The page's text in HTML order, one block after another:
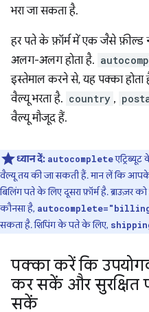
भरा जा सकता है.
हर पते के फ़ॉर्म में एक जैसे फ़ील्ड
अलग-अलग होता है.
इस्तेमाल करने से, यह पक्का होता
वैल्यू भरता है. country ,
वैल्यू मौजूद हैं.
ध्यान दें: autocomplete
वैल्यू तय की जा सकती हैं. मान लें कि
बिलिंग पते के लिए दूसरा फ़ॉर्म है. ब्राउज़र
कौनसा है,
सकता है. शिपिंग के पते के लिए,
पक्का करें कि
कर सकें और सुरक्षित
सकें